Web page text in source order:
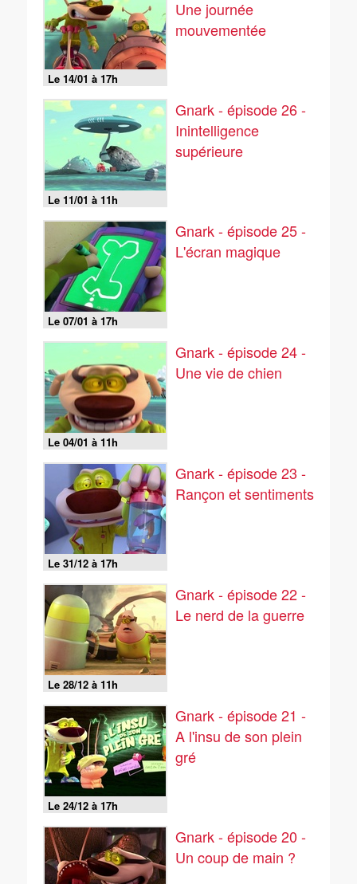
Le 14/01 à 17h
Une journée
mouvementée
Le 11/01 à 11h
Gnark - épisode 26 -
Inintelligence
supérieure
Le 07/01 à 17h
Gnark - épisode 25 -
L'écran magique
Le 04/01 à 11h
Gnark - épisode 24 -
Une vie de chien
Le 31/12 à 17h
Gnark - épisode 23 -
Rançon et sentiments
Le 28/12 à 11h
Gnark - épisode 22 -
Le nerd de la guerre
Le 24/12 à 17h
Gnark - épisode 21 -
A l'insu de son plein
gré
Gnark - épisode 20 -
Un coup de main ?